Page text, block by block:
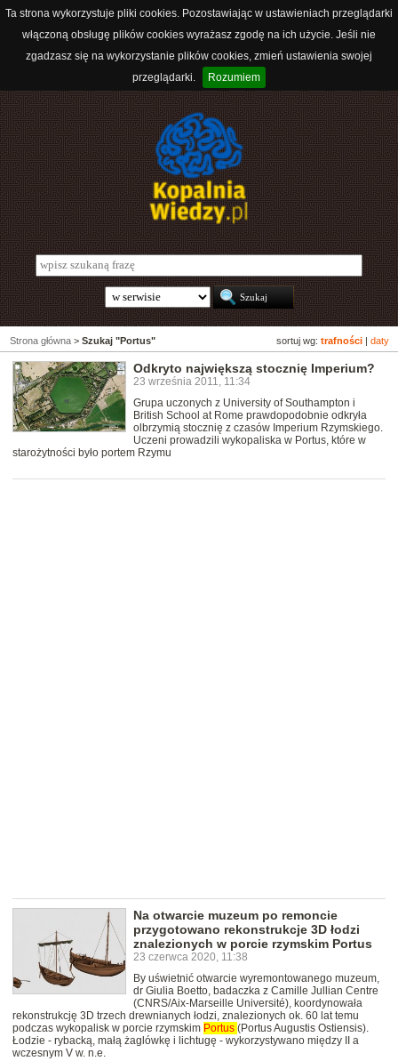
Ta strona wykorzystuje pliki cookies. Pozostawiając w ustawieniach przeglądarki
włączoną obsługę plików cookies wyrażasz zgodę na ich użycie. Jeśli nie
zgadzasz się na wykorzystanie plików cookies, zmień ustawienia swojej
przeglądarki.
Rozumiem
sortuj wg: trafności daty
Strona główna > Szukaj "Portus"
Odkryto największą stocznię Imperium?
23 września 2011, 11:34
Grupa uczonych z University of Southampton i
British School at Rome prawdopodobnie odkryła
olbrzymią stocznię z czasów Imperium Rzymskiego.
Uczeni prowadzili wykopaliska w Portus, które w
starożytności było portem Rzymu
Na otwarcie muzeum po remoncie
przygotowano rekonstrukcje 3D łodzi
znalezionych w porcie rzymskim Portus
23 czerwca 2020, 11:38
By uświetnić otwarcie wyremontowanego muzeum,
dr Giulia Boetto, badaczka z Camille Jullian Centre
(CNRS/Aix-Marseille Université), koordynowała
rekonstrukcję 3D trzech drewnianych łodzi, znalezionych ok. 60 lat temu
podczas wykopalisk w porcie rzymskim Portus (Portus Augustis Ostiensis).
Łodzie - rybacką, małą żaglówkę i lichtugę - wykorzystywano między II a
wczesnym V w. n.e.